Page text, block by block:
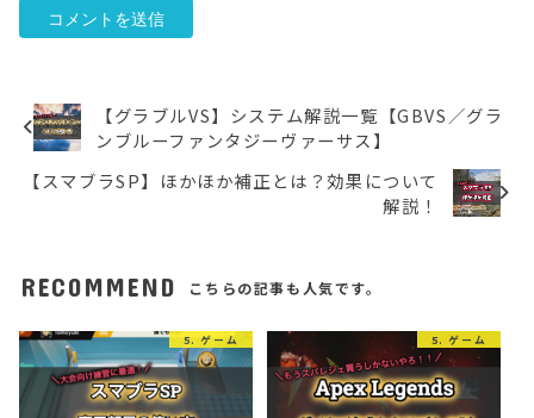
【グラブルVS】システム解説一覧【GBVS／グラ
ンブルーファンタジーヴァーサス】
【スマブラSP】ほかほか補正とは？効果について
解説！
RECOMMEND こちらの記事も人気です。
5. ゲーム 5. ゲーム